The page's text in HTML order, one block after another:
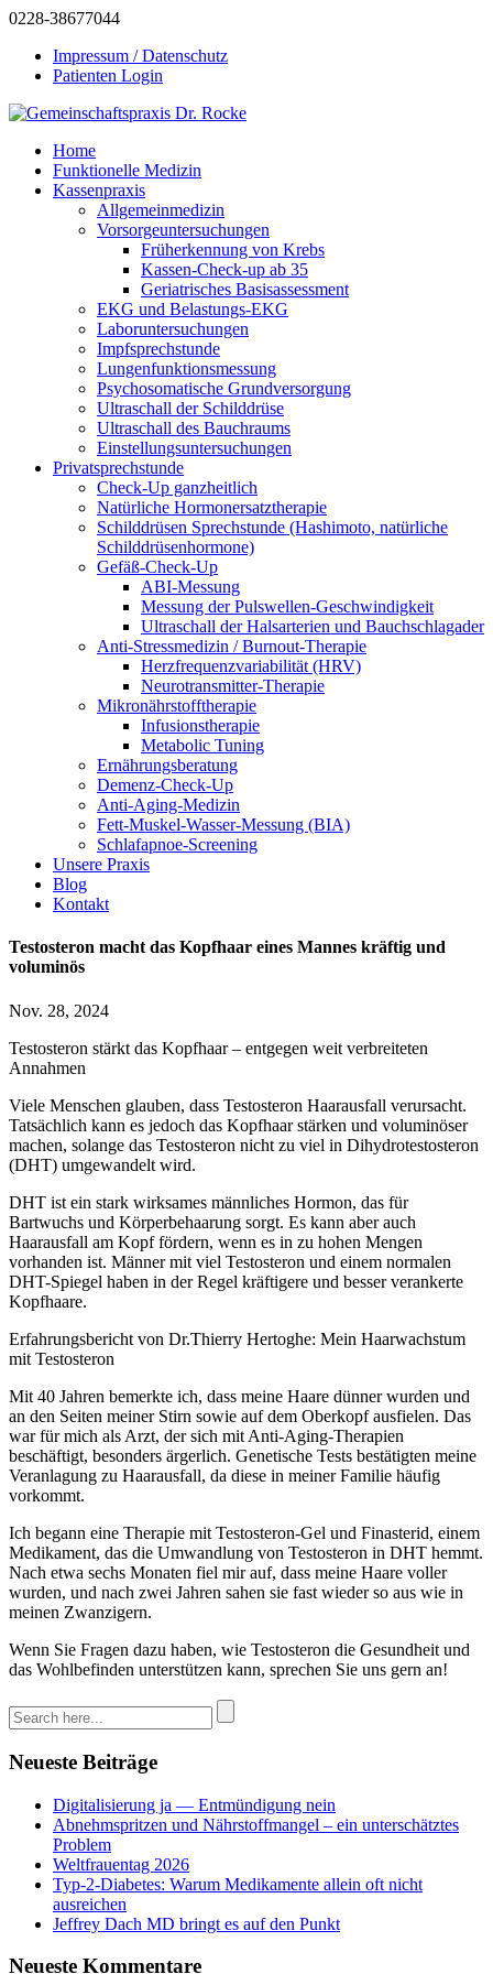
0228-38677044
Impressum / Datenschutz
Patienten Login
Home
Funktionelle Medizin
Kassenpraxis
Allgemeinmedizin
Vorsorgeuntersuchungen
Früherkennung von Krebs
Kassen-Check-up ab 35
Geriatrisches Basisassessment
EKG und Belastungs-EKG
Laboruntersuchungen
Impfsprechstunde
Lungenfunktionsmessung
Psychosomatische Grundversorgung
Ultraschall der Schilddrüse
Ultraschall des Bauchraums
Einstellungsuntersuchungen
Privatsprechstunde
Check-Up ganzheitlich
Natürliche Hormonersatztherapie
Schilddrüsen Sprechstunde (Hashimoto, natürliche
Schilddrüsenhormone)
Gefäß-Check-Up
ABI-Messung
Messung der Pulswellen-Geschwindigkeit
Ultraschall der Halsarterien und Bauchschlagader
Anti-Stressmedizin / Burnout-Therapie
Herzfrequenzvariabilität (HRV)
Neurotransmitter-Therapie
Mikronährstofftherapie
Infusionstherapie
Metabolic Tuning
Ernährungsberatung
Demenz-Check-Up
Anti-Aging-Medizin
Fett-Muskel-Wasser-Messung (BIA)
Schlafapnoe-Screening
Unsere Praxis
Blog
Kontakt
Testosteron macht das Kopfhaar eines Mannes kräftig und
voluminös
Nov. 28, 2024
Testosteron stärkt das Kopfhaar – entgegen weit verbreiteten
Annahmen
Viele Menschen glauben, dass Testosteron Haarausfall verursacht.
Tatsächlich kann es jedoch das Kopfhaar stärken und voluminöser
machen, solange das Testosteron nicht zu viel in Dihydrotestosteron
(DHT) umgewandelt wird.
DHT ist ein stark wirksames männliches Hormon, das für
Bartwuchs und Körperbehaarung sorgt. Es kann aber auch
Haarausfall am Kopf fördern, wenn es in zu hohen Mengen
vorhanden ist. Männer mit viel Testosteron und einem normalen
DHT-Spiegel haben in der Regel kräftigere und besser verankerte
Kopfhaare.
Erfahrungsbericht von Dr.Thierry Hertoghe: Mein Haarwachstum
mit Testosteron
Mit 40 Jahren bemerkte ich, dass meine Haare dünner wurden und
an den Seiten meiner Stirn sowie auf dem Oberkopf ausfielen. Das
war für mich als Arzt, der sich mit Anti-Aging-Therapien
beschäftigt, besonders ärgerlich. Genetische Tests bestätigten meine
Veranlagung zu Haarausfall, da diese in meiner Familie häufig
vorkommt.
Ich begann eine Therapie mit Testosteron-Gel und Finasterid, einem
Medikament, das die Umwandlung von Testosteron in DHT hemmt.
Nach etwa sechs Monaten fiel mir auf, dass meine Haare voller
wurden, und nach zwei Jahren sahen sie fast wieder so aus wie in
meinen Zwanzigern.
Wenn Sie Fragen dazu haben, wie Testosteron die Gesundheit und
das Wohlbefinden unterstützen kann, sprechen Sie uns gern an!
Neueste Beiträge
Digitalisierung ja — Entmündigung nein
Abnehmspritzen und Nährstoffmangel – ein unterschätztes
Problem
Weltfrauentag 2026
Typ-2-Diabetes: Warum Medikamente allein oft nicht
ausreichen
Jeffrey Dach MD bringt es auf den Punkt
Neueste Kommentare